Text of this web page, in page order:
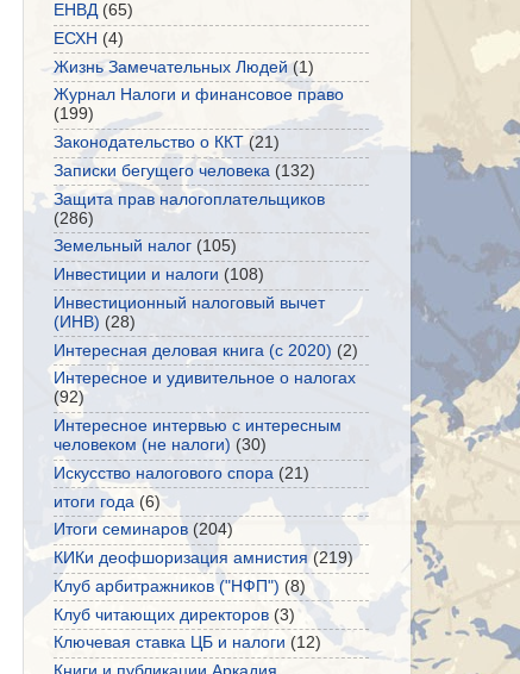
ЕНВД (65)
ЕСХН (4)
Жизнь Замечательных Людей (1)
Журнал Налоги и финансовое право
(199)
Законодательство о ККТ (21)
Записки бегущего человека (132)
Защита прав налогоплательщиков
(286)
Земельный налог (105)
Инвестиции и налоги (108)
Инвестиционный налоговый вычет
(ИНВ) (28)
Интересная деловая книга (с 2020) (2)
Интересное и удивительное о налогах
(92)
Интересное интервью с интересным
человеком (не налоги) (30)
Искусство налогового спора (21)
итоги года (6)
Итоги семинаров (204)
КИКи деофшоризация амнистия (219)
Клуб арбитражников ("НФП") (8)
Клуб читающих директоров (3)
Ключевая ставка ЦБ и налоги (12)